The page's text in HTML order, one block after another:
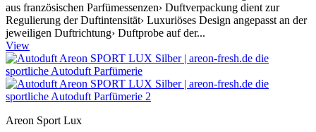
aus französischen Parfümessenzen› Duftverpackung dient zur
Regulierung der Duftintensität› Luxuriöses Design angepasst an der
jeweiligen Duftrichtung› Duftprobe auf der...
View
Areon Sport Lux